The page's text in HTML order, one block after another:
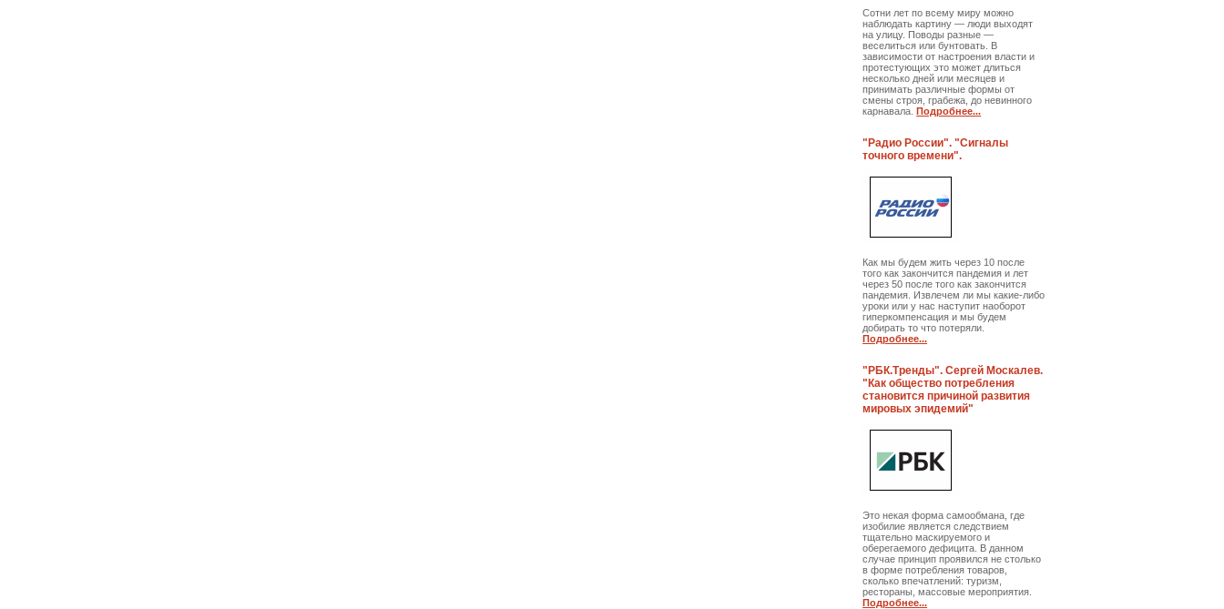
Сотни лет по всему миру можно
наблюдать картину — люди выходят
на улицу. Поводы разные —
веселиться или бунтовать. В
зависимости от настроения власти и
протестующих это может длиться
несколько дней или месяцев и
принимать различные формы от
смены строя, грабежа, до невинного
карнавала.Подробнее...
"Радио России". "Сигналы
точного времени".
Как мы будем жить через 10 после
того как закончится пандемия и лет
через 50 после того как закончится
пандемия. Извлечем ли мы какие-либо
уроки или у нас наступит наоборот
гиперкомпенсация и мы будем
добирать то что потеряли.
Подробнее...
"РБК.Тренды". Сергей Москалев.
"Как общество потребления
становится причиной развития
мировых эпидемий"
Это некая форма самообмана, где
изобилие является следствием
тщательно маскируемого и
оберегаемого дефицита. В данном
случае принцип проявился не столько
в форме потребления товаров,
сколько впечатлений: туризм,
рестораны, массовые мероприятия.
Подробнее...